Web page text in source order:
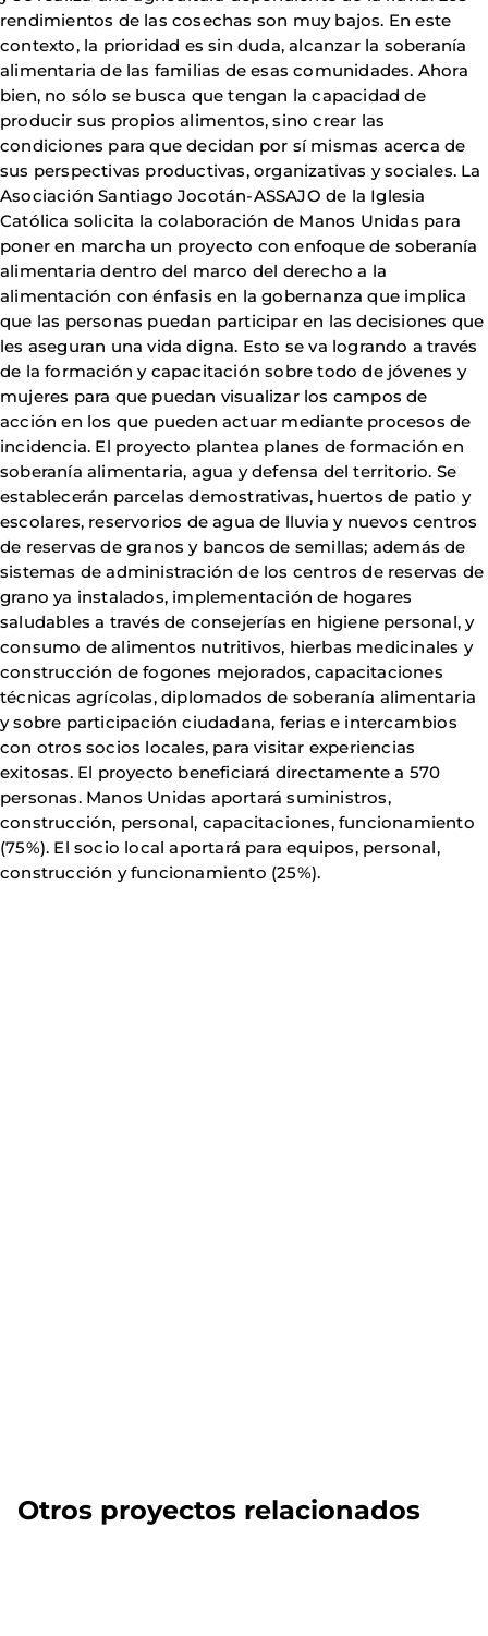
rendimientos de las cosechas son muy bajos. En este
contexto, la prioridad es sin duda, alcanzar la soberanía
alimentaria de las familias de esas comunidades. Ahora
bien, no sólo se busca que tengan la capacidad de
producir sus propios alimentos, sino crear las
condiciones para que decidan por sí mismas acerca de
sus perspectivas productivas, organizativas y sociales. La
Asociación Santiago Jocotán-ASSAJO de la Iglesia
Católica solicita la colaboración de Manos Unidas para
poner en marcha un proyecto con enfoque de soberanía
alimentaria dentro del marco del derecho a la
alimentación con énfasis en la gobernanza que implica
que las personas puedan participar en las decisiones que
les aseguran una vida digna. Esto se va logrando a través
de la formación y capacitación sobre todo de jóvenes y
mujeres para que puedan visualizar los campos de
acción en los que pueden actuar mediante procesos de
incidencia. El proyecto plantea planes de formación en
soberanía alimentaria, agua y defensa del territorio. Se
establecerán parcelas demostrativas, huertos de patio y
escolares, reservorios de agua de lluvia y nuevos centros
de reservas de granos y bancos de semillas; además de
sistemas de administración de los centros de reservas de
grano ya instalados, implementación de hogares
saludables a través de consejerías en higiene personal, y
consumo de alimentos nutritivos, hierbas medicinales y
construcción de fogones mejorados, capacitaciones
técnicas agrícolas, diplomados de soberanía alimentaria
y sobre participación ciudadana, ferias e intercambios
con otros socios locales, para visitar experiencias
exitosas. El proyecto beneficiará directamente a 570
personas. Manos Unidas aportará suministros,
construcción, personal, capacitaciones, funcionamiento
(75%). El socio local aportará para equipos, personal,
construcción y funcionamiento (25%).
Otros proyectos relacionados